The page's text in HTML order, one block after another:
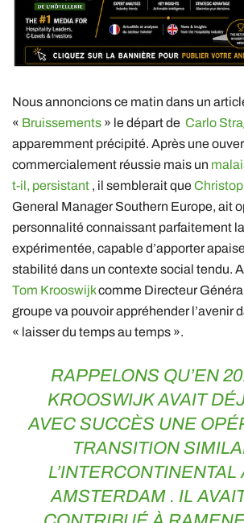
Nous annoncions ce matin dans un
« Bruissements » le départ de Carlo
apparemment précipité. Après une
commercialement réussie mais un
t-il, persistant , il semblerait que
General Manager Southern Europe, ait
personnalité connaissant parfaitement
expérimentée, capable d’apporter
stabilité dans un contexte social tendu.
Tom Krooswijkcomme Directeur
groupe va pouvoir appréhender l’avenir
« laisser du temps au temps ».
RAPPELONS QU’EN
KROOSWIJK AVAIT
AVEC SUCCÈS UNE
TRANSITION
L’INTERCONTINENTAL
AMSTERDAM . IL